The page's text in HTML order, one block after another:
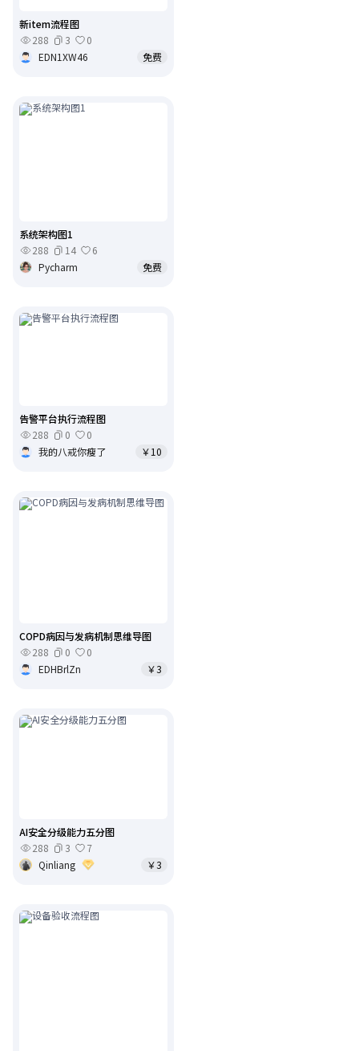
新item流程图
288
3
0
EDN1XW46
免费
系统架构图1
288
14
6
Pycharm
免费
告警平台执行流程图
288
0
0
我的八戒你瘦了
￥10
COPD病因与发病机制思维导图
288
0
0
EDHBrlZn
￥3
AI安全分级能力五分图
288
3
7
Qinliang
￥3